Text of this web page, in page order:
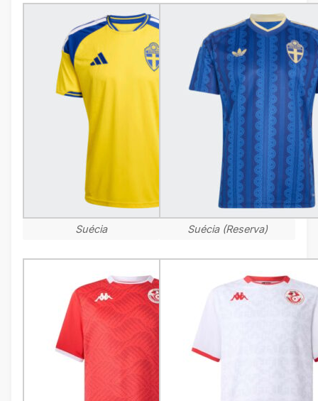
Suécia Suécia (Reserva)